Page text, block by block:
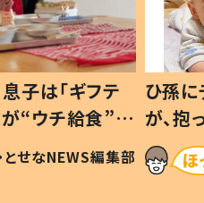
80歳じいじ
…ひ孫の反応に
「可愛くて仕方な
とせなNEWS編集部